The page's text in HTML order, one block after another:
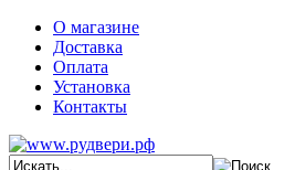
О магазине
Доставка
Оплата
Установка
Контакты